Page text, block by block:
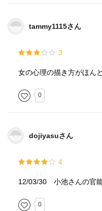
tammy1115さん
3
女の心理の描き方がほん
0
dojiyasuさん
4
12/03/30 小池さんの官
0